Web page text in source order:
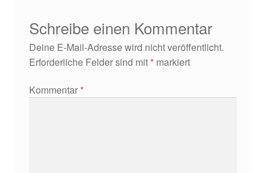
Schreibe einen Kommentar
Deine E-Mail-Adresse wird nicht veröffentlicht.
Erforderliche Felder sind mit*markiert
Kommentar*